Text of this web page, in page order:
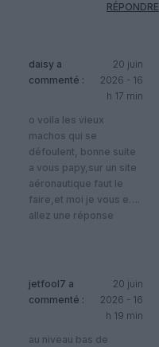
RÉPONDRE
daisy a
commenté :
20 juin
2026 - 16
h 17 min
o voila les vieux
machos qui se
défoulent, bonne suite
a vous papy,sur un site
aéronautique faut le
faire,et moi je vous e….
allez une réponse
jetfool7 a
commenté :
20 juin
2026 - 16
h 19 min
au niveau bas de